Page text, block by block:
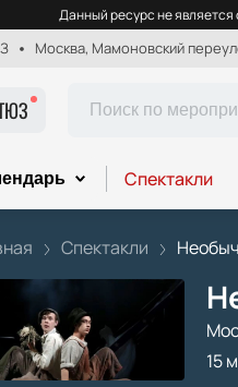
Данный ресурс не
Москва, Мамоновский
Спектакли
Спектакли
15